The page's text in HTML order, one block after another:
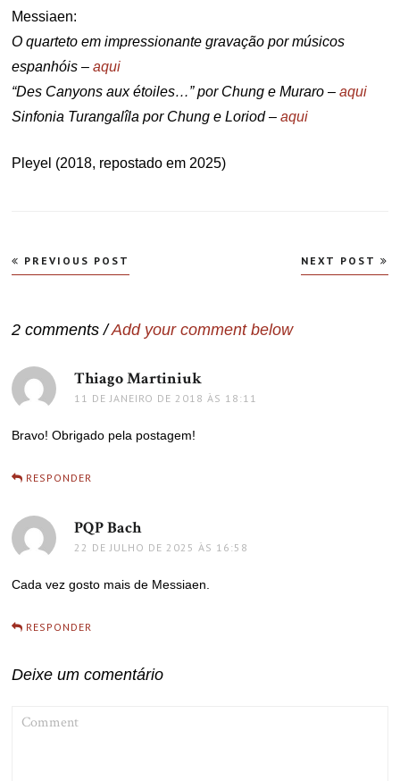
Messiaen:
O quarteto em impressionante gravação por músicos
espanhóis –aqui
“Des Canyons aux étoiles…” por Chung e Muraro –aqui
Sinfonia Turangalîla por Chung e Loriod –aqui
Pleyel (2018, repostado em 2025)
Navegação
de
PREVIOUS POST NEXT POST
2 comments /Add your comment below
Thiago Martiniuk
11 DE JANEIRO DE 2018 ÀS 18:11
Bravo! Obrigado pela postagem!
RESPONDER
PQP Bachdisse:
22 DE JULHO DE 2025 ÀS 16:58
Cada vez gosto mais de Messiaen.
RESPONDER
Deixe um comentário